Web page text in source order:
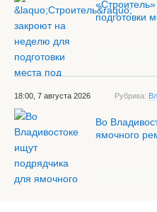
подготовки
18:00, 7 августа 2026 Рубрика:
Во
ямочного